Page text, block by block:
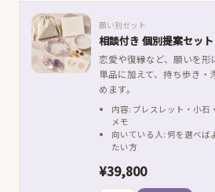
願い別セット
相談付き 個別提案セット
恋愛や復縁など、願いを形
単品に加えて、持ち歩き・
めます。
内容: ブレスレット・小
メモ
向いている人: 何を選べば
たい方
¥39,800